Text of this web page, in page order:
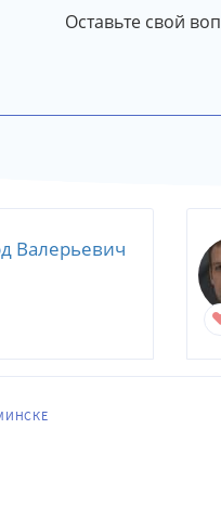
Оставьте свой
Валерьевич